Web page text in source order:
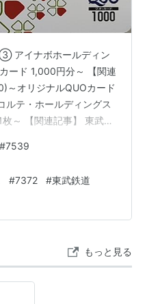
アイナボホールディン
ード 1,000円分～ 【関連
～オリジナルQUOカード
ルテ・ホールディングス
～ 【関連記事】 東武鉄
ありがとうございま
申します。 中小型バリュ
スで、 兼業投資家とし
係の封筒や優待品が届
#7539
#7372 #東武鉄道
もっと見る